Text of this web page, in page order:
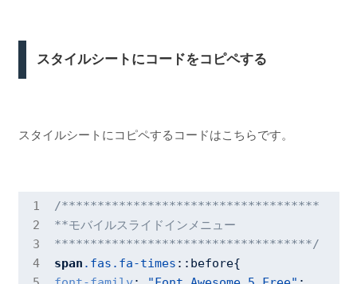
スタイルシートにコードをコピペする
スタイルシートにコピペするコードはこちらです。
/************************************
**モバイルスライドインメニュー
************************************/
span .fas .fa-times ::before